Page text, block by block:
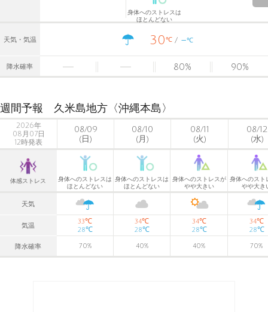
身体へのストレスは
ほとんどない
天気・気温 30℃ -℃
降水確率 80% 90%
週間予報 久米島地方〈沖縄本島〉
2026年
08月07日
12時発表
08/09
(日)
08/10
(月)
08/11
(火)
08/12
(水)
体感ストレス
身体へのストレスは
ほとんどない
身体へのストレスは
ほとんどない
身体へのストレスが
やや大きい
身体へのスト
やや大き
天気
気温
33℃
28℃
34℃
28℃
34℃
28℃
34℃
28℃
降水確率 70% 40% 40% 70%